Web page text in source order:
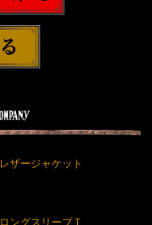
レザージャケット
ロングスリーブＴ